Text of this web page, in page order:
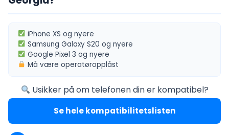
iPhone XS og nyere
Samsung Galaxy S20 og nyere
Google Pixel 3 og nyere
Må væreoperatøropplåst
Usikker på om telefonen din er kompatibel?
Se hele kompatibilitetslisten